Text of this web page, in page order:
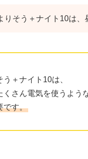
りそう＋ナイト10は、
う＋ナイト10は、
くさん電気を使うよう
です。